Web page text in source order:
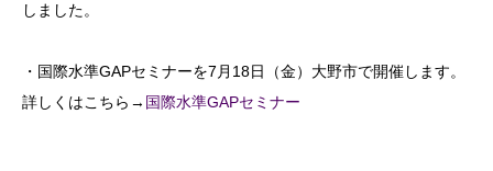
しました。
・国際水準GAPセミナーを7月18日（金）大野市で開催します。
詳しくはこちら→ 国際水準GAPセミナー